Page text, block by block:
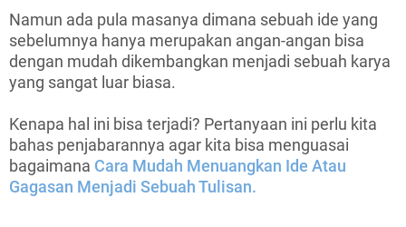
Namun ada pula masanya dimana sebuah ide yang
sebelumnya hanya merupakan angan-angan bisa
dengan mudah dikembangkan menjadi sebuah karya
yang sangat luar biasa.
Kenapa hal ini bisa terjadi? Pertanyaan ini perlu kita
bahas penjabarannya agar kita bisa menguasai
bagaimana Cara Mudah Menuangkan Ide Atau
Gagasan Menjadi Sebuah Tulisan.